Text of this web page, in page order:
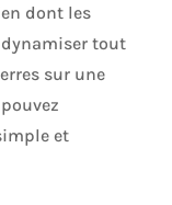
dont les
tout
sur une
et